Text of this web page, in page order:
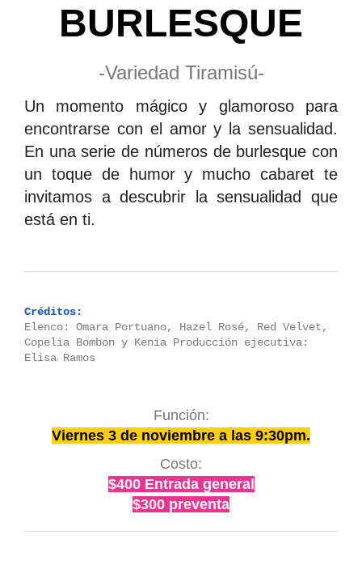
BURLESQUE
-Variedad Tiramisú-
Un momento mágico y glamoroso para
encontrarse con el amor y la sensualidad.
En una serie de números de burlesque con
un toque de humor y mucho cabaret te
invitamos a descubrir la sensualidad que
está en ti.
Créditos:
Elenco: Omara Portuano, Hazel Rosé, Red Velvet,
Copelia Bombon y Kenia Producción ejecutiva:
Elisa Ramos
Función:
Viernes 3 de noviembre a las 9:30pm.
Costo:
$400 Entrada general
$300 preventa